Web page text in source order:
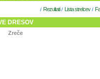
/ Rezultati/ Lista strelcev/
DRESOV
Zreče